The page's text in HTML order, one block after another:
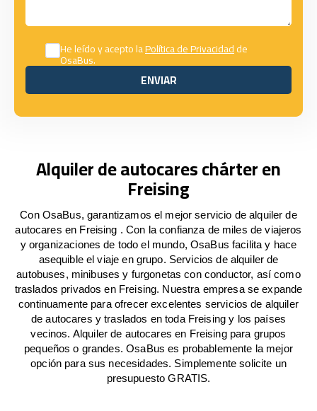
He leído y acepto laPolítica de Privacidadde
OsaBus.
ENVIAR
ENVIAR
Alquiler de autocares chárter en
Freising
Con OsaBus, garantizamos el mejor servicio de alquiler de
autocares en Freising . Con la confianza de miles de viajeros
y organizaciones de todo el mundo, OsaBus facilita y hace
asequible el viaje en grupo. Servicios de alquiler de
autobuses, minibuses y furgonetas con conductor, así como
traslados privados en Freising. Nuestra empresa se expande
continuamente para ofrecer excelentes servicios de alquiler
de autocares y traslados en toda Freising y los países
vecinos. Alquiler de autocares en Freising para grupos
pequeños o grandes. OsaBus es probablemente la mejor
opción para sus necesidades. Simplemente solicite un
presupuesto GRATIS.